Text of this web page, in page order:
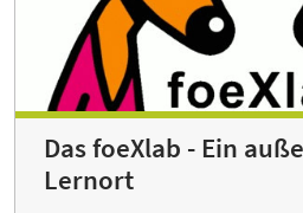
Das foeXlab - Ein
Lernort